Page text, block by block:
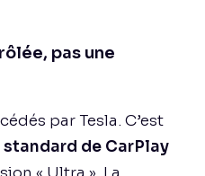
pas une
par Tesla. C’est
de CarPlay